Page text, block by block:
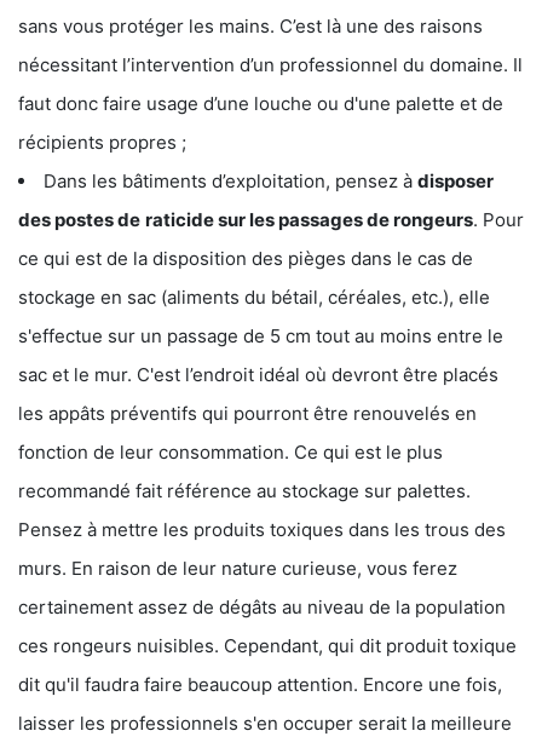
sans vous protéger les mains. C’est là une des raisons
nécessitant l’intervention d’un professionnel du domaine. Il
faut donc faire usage d’une louche ou d'une palette et de
récipients propres ;
Dans les bâtiments d’exploitation, pensez à disposer
des postes de raticide sur les passages de rongeurs. Pour
ce qui est de la disposition des pièges dans le cas de
stockage en sac (aliments du bétail, céréales, etc.), elle
s'effectue sur un passage de 5 cm tout au moins entre le
sac et le mur. C'est l’endroit idéal où devront être placés
les appâts préventifs qui pourront être renouvelés en
fonction de leur consommation. Ce qui est le plus
recommandé fait référence au stockage sur palettes.
Pensez à mettre les produits toxiques dans les trous des
murs. En raison de leur nature curieuse, vous ferez
certainement assez de dégâts au niveau de la population
ces rongeurs nuisibles. Cependant, qui dit produit toxique
dit qu'il faudra faire beaucoup attention. Encore une fois,
laisser les professionnels s'en occuper serait la meilleure